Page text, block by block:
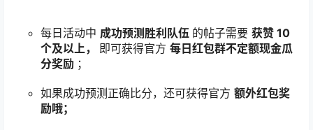
每日活动中 成功预测胜利队伍 的帖子需要 获赞 10
个及以上， 即可获得官方 每日红包群不定额现金瓜
分奖励 ；
如果成功预测正确比分，还可获得官方 额外红包奖
励哦；